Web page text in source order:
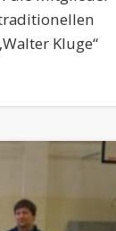
Kluge“